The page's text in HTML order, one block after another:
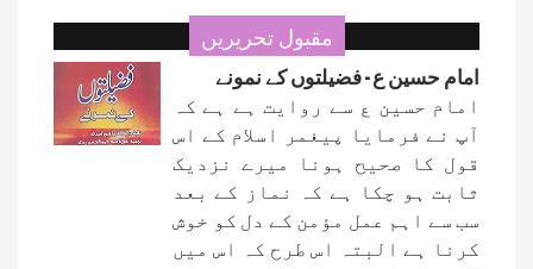
مقبول تحریریں
امام حسین ع - فضیلتوں کے نمونے
امام حسین ع سے روایت ہے ہے کہ
آپ نے فرمایا پیغمر اسلام کے اس
قول کا صحیح ہونا میرے نزدیک
ثابت ہو چکا ہے کہ نماز کے بعد
سب سے اہم عمل مؤمن کے دل کو خوش
کرنا ہے البتہ اس طرح کہ اس میں